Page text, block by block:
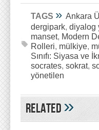
TAGS » Ankara
dergipark, diyalog
manset, Modern
Rolleri, mülkiye,
Sınıfı: Siyasa ve
socrates, sokrat,
yönetilen
Related»